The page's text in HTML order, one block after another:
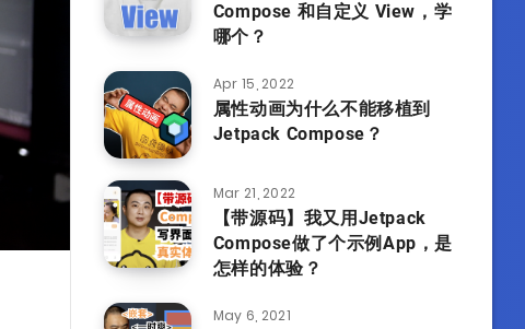
Compose 和自定义 View，学
哪个？
Apr 15, 2022
属性动画为什么不能移植到
Jetpack Compose？
Mar 21, 2022
【带源码】我又用Jetpack
Compose做了个示例App，是
怎样的体验？
May 6, 2021